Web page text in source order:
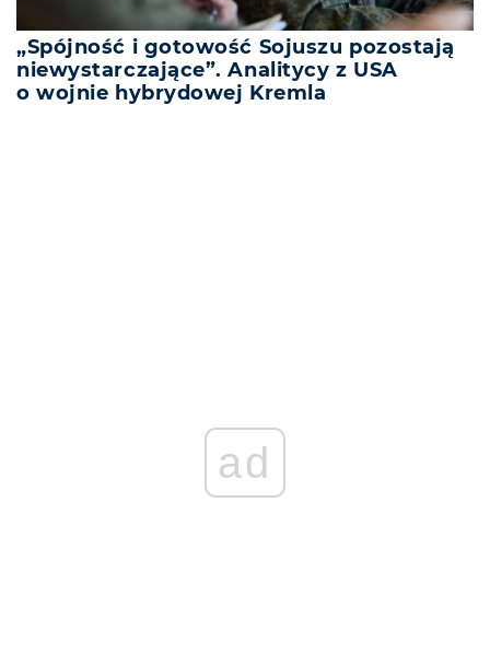
„Spójność i gotowość Sojuszu pozostają
niewystarczające”. Analitycy z USA
o wojnie hybrydowej Kremla